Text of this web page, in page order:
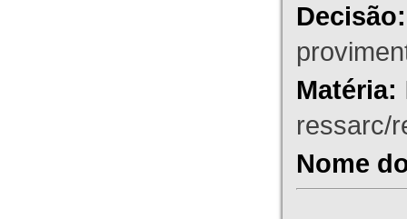
Decisão:
Matéria:
ressarc/
Nome